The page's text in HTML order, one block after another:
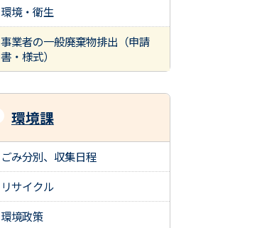
環境・衛生
事業者の一般廃棄物排出（申請
書・様式）
環境課
ごみ分別、収集日程
リサイクル
環境政策